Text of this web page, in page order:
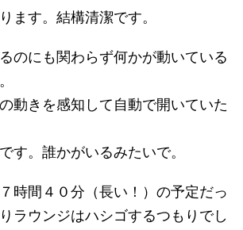
ます。結構清潔です。
のにも関わらず何かが動いている
動きを感知して自動で開いていた
す。誰かがいるみたいで。
時間４０分（長い！）の予定だっ
ラウンジはハシゴするつもりでし